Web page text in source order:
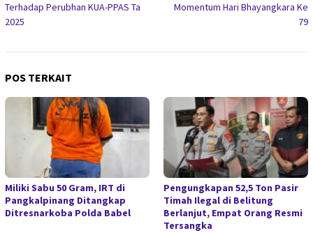
Terhadap Perubhan KUA-PPAS Ta
2025
Momentum Hari Bhayangkara Ke
79
POS TERKAIT
Miliki Sabu 50 Gram, IRT di
Pangkalpinang Ditangkap
Ditresnarkoba Polda Babel
Pengungkapan 52,5 Ton Pasir
Timah Ilegal di Belitung
Berlanjut, Empat Orang Resmi
Tersangka